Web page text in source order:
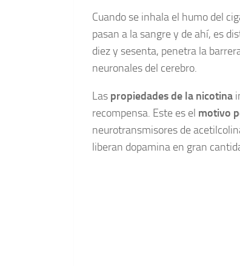
Cuando se inhala el humo del
pasan a la sangre y de ahí, es
diez y sesenta, penetra la
neuronales del cerebro.
Las propiedades de la nicotina
recompensa. Este es el motivo
neurotransmisores de
liberan dopamina en gran